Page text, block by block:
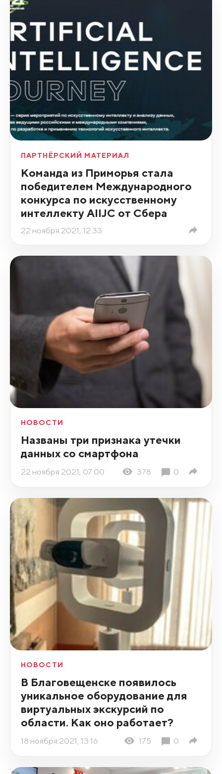
ПАРТНЁРСКИЙ МАТЕРИАЛ
Команда из Приморья стала
победителем Международного
конкурса по искусственному
интеллекту AIIJC от Сбера
22 ноября 2021, 12:33
НОВОСТИ
Названы три признака утечки
данных со смартфона
22 ноября 2021, 07:00 378 0
НОВОСТИ
В Благовещенске появилось
уникальное оборудование для
виртуальных экскурсий по
области. Как оно работает?
18 ноября 2021, 13:16 175 0